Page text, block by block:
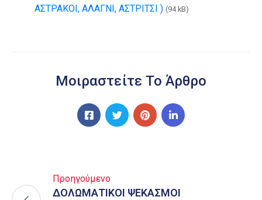
ΑΣΤΡΑΚΟΙ, ΑΛΑΓΝΙ, ΑΣΤΡΙΤΣΙ ) (94 kB)
Μοιραστείτε Το Άρθρο
Προηγούμενο
ΔΟΛΩΜΑΤΙΚΟΙ ΨΕΚΑΣΜΟΙ